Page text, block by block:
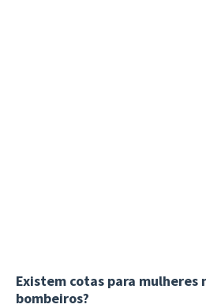
Existem cotas para mulheres
bombeiros?